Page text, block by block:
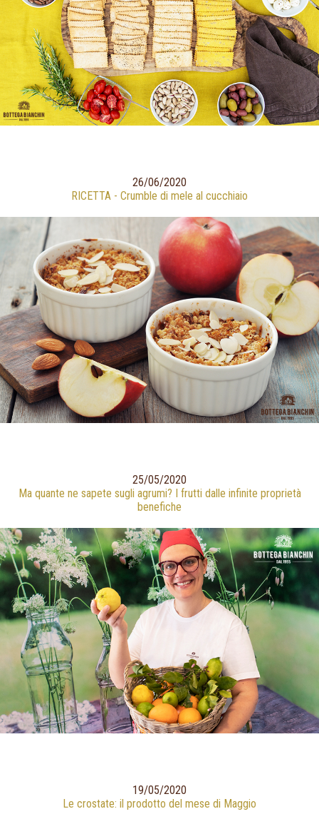
26/06/2020
RICETTA - Crumble di mele al cucchiaio
25/05/2020
Ma quante ne sapete sugli agrumi? I frutti dalle infinite proprietà
benefiche
19/05/2020
Le crostate: il prodotto del mese di Maggio